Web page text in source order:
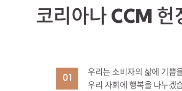
코리아나 CCM 헌
01
우리는 소비자의 삶에 기쁨
우리 사회에 행복을 나누겠